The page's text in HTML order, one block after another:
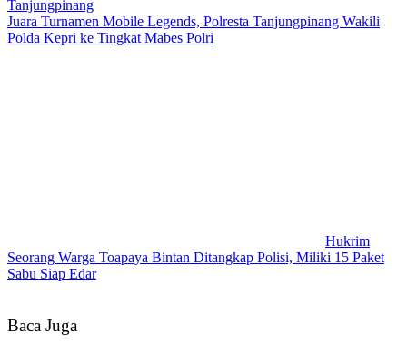
Tanjungpinang
Juara Turnamen Mobile Legends, Polresta Tanjungpinang Wakili
Polda Kepri ke Tingkat Mabes Polri
Hukrim
Seorang Warga Toapaya Bintan Ditangkap Polisi, Miliki 15 Paket
Sabu Siap Edar
Baca Juga